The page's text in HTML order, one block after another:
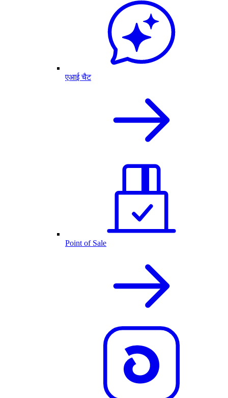
एआई चैट
Point of Sale